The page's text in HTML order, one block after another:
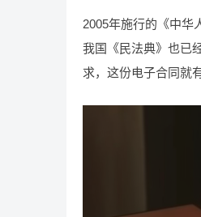
2005年施行的《中华
我国《民法典》也已
求，这份电子合同就